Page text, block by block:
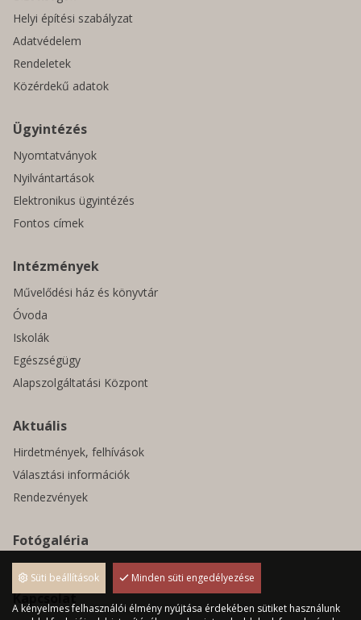
Helyi építési szabályzat
Adatvédelem
Rendeletek
Közérdekű adatok
Ügyintézés
Nyomtatványok
Nyilvántartások
Elektronikus ügyintézés
Fontos címek
Intézmények
Művelődési ház és könyvtár
Óvoda
Iskolák
Egészségügy
Alapszolgáltatási Központ
Aktuális
Hirdetmények, felhívások
Választási információk
Rendezvények
Fotógaléria
Pályázatok
Kapcsolat
Süti beállítások Minden süti engedélyezése
A kényelmes felhasználói élmény nyújtása érdekében sütiket használunk